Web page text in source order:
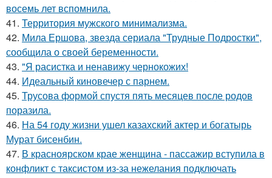
восемь лет вспомнила.
41. Территория мужского минимализма.
42. Мила Ершова, звезда сериала "Трудные Подростки",
сообщила о своей беременности.
43. "Я расистка и ненавижу чернокожих!
44. Идеальный киновечер с парнем.
45. Трусова формой спустя пять месяцев после родов
поразила.
46. На 54 году жизни ушел казахский актер и богатырь
Мурат бисенбин.
47. В красноярском крае женщина - пассажир вступила в
конфликт с таксистом из-за нежелания подключать